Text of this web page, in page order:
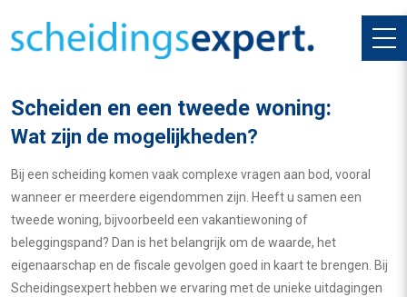
Scheiden en een tweede woning:
Wat zijn de mogelijkheden?
Bij een scheiding komen vaak complexe vragen aan bod, vooral
wanneer er meerdere eigendommen zijn. Heeft u samen een
tweede woning, bijvoorbeeld een vakantiewoning of
beleggingspand? Dan is het belangrijk om de waarde, het
eigenaarschap en de fiscale gevolgen goed in kaart te brengen. Bij
Scheidingsexpert hebben we ervaring met de unieke uitdagingen